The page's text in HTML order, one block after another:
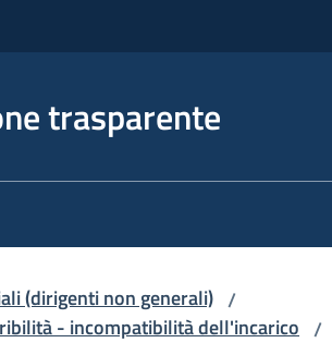
trasparente
(dirigenti non generali) /
- incompatibilità dell'incarico /